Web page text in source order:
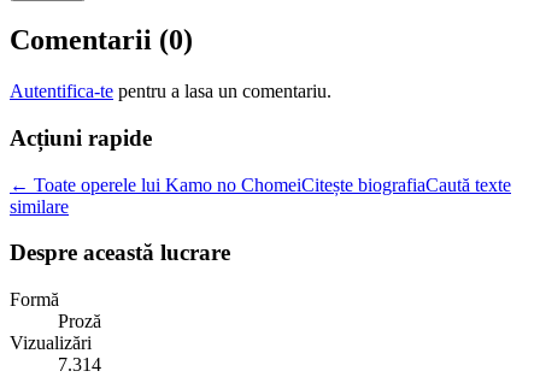
Comentarii (0)
Autentifica-te pentru a lasa un comentariu.
Acțiuni rapide
← Toate operele lui Kamo no ChomeiCitește biografiaCaută texte
similare
Despre această lucrare
Formă
Proză
Vizualizări
7.314